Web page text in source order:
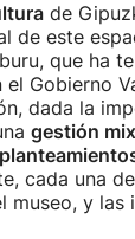
de
de este
que ha
Gobierno
dada la
gestión
cada una
museo, y